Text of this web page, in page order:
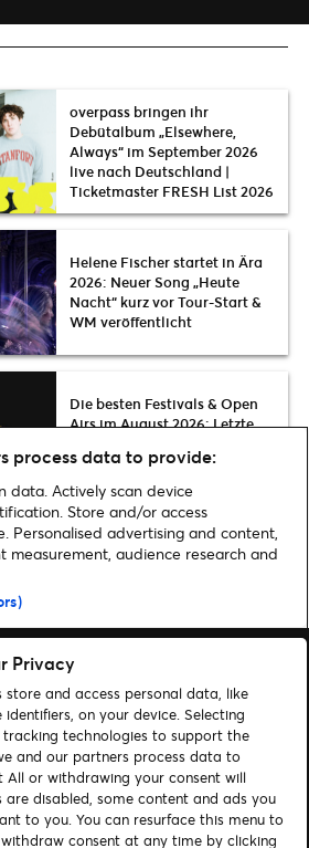
overpass bringen ihr
Debütalbum „Elsewhere,
Always“ im September 2026
live nach Deutschland |
Ticketmaster FRESH List 2026
Helene Fischer startet in Ära
2026: Neuer Song „Heute
Nacht“ kurz vor Tour-Start &
WM veröffentlicht
Die besten Festivals & Open
Airs im August 2026: Letzte
Deutschland
„berührendes“ Video zu „Watermelon Sugar“
Kontakt
process data to provide:
data. Actively scan device
Store and/or access
Personalised advertising and content,
measurement, audience research and
Privacy
store and access personal data, like
on your device. Selecting
tracking technologies to support the
and our partners process data to
All or withdrawing your consent will
disabled, some content and ads you
to you. You can resurface this menu to
consent at any time by clicking